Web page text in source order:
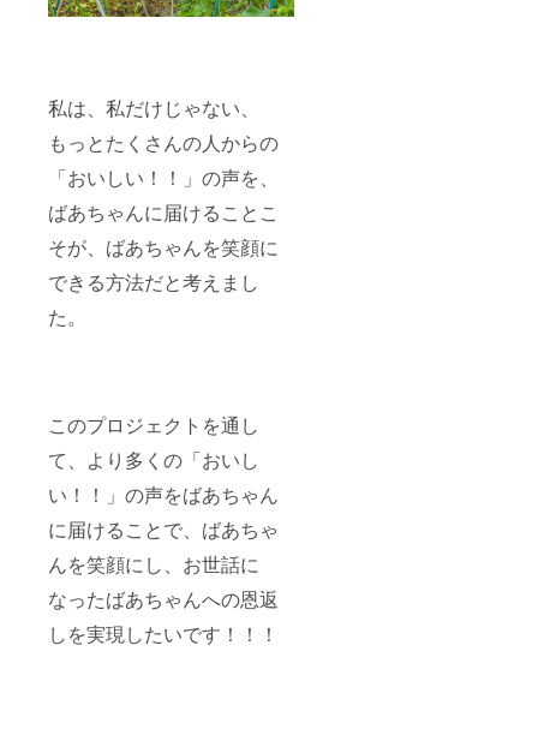
私は、私だけじゃない、
もっとたくさんの人からの
「おいしい！！」の声を、
ばあちゃんに届けることこ
そが、ばあちゃんを笑顔に
できる方法だと考えまし
た。
このプロジェクトを通し
て、より多くの「おいし
い！！」の声をばあちゃん
に届けることで、ばあちゃ
んを笑顔にし、お世話に
なったばあちゃんへの恩返
しを実現したいです！！！